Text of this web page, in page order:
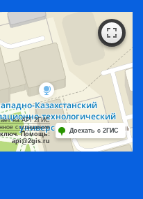
на API 2ГИС
соглашение
ключ. Помощь:
api@2gis.ru
Доехать с 2ГИС